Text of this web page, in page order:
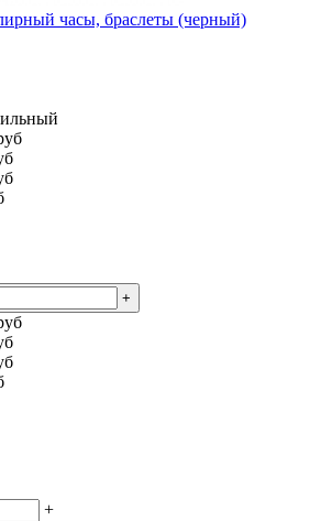
часы, браслеты (черный)
+
+